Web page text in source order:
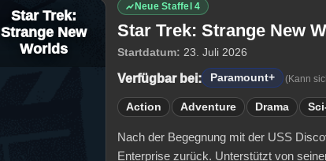
Star Trek:
Strange New
Worlds
Neue Staffel 4
Star Trek: Strange New
Startdatum: 23. Juli 2026
Verfügbar bei: Paramount+ (Kann
Action Adventure Drama
Nach der Begegnung mit der USS
Enterprise zurück. Unterstützt von